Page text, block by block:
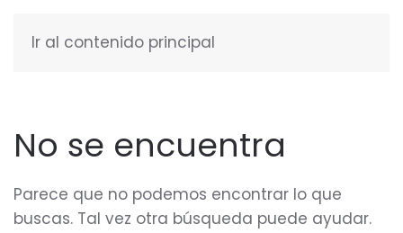
Ir al contenido principal
No se encuentra
Parece que no podemos encontrar lo que
buscas. Tal vez otra búsqueda puede ayudar.